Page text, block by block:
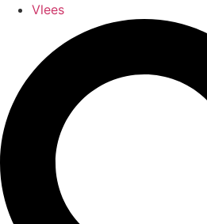
Vlees